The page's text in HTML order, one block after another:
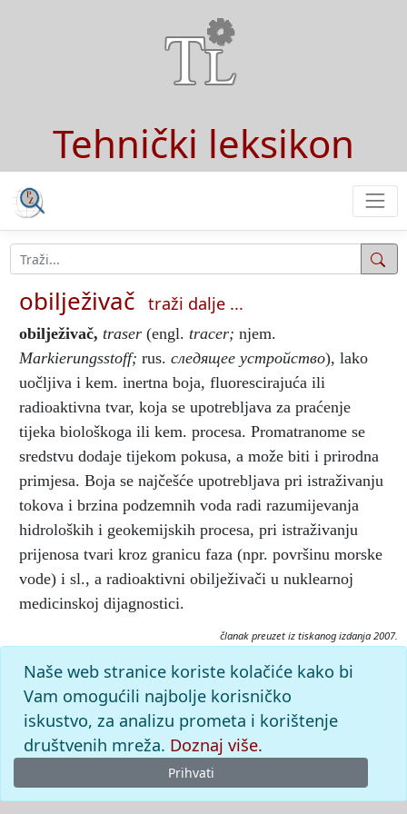
Tehnički leksikon
obilježivač traži dalje ...
obilježivač, traser (engl. tracer; njem.
Markierungsstoff; rus. следящее устройство), lako
uočljiva i kem. inertna boja, fluorescirajuća ili
radioaktivna tvar, koja se upotrebljava za praćenje
tijeka biološkoga ili kem. procesa. Promatranome se
sredstvu dodaje tijekom pokusa, a može biti i prirodna
primjesa. Boja se najčešće upotrebljava pri istraživanju
tokova i brzina podzemnih voda radi razumijevanja
hidroloških i geokemijskih procesa, pri istraživanju
prijenosa tvari kroz granicu faza (npr. površinu morske
vode) i sl., a radioaktivni obilježivači u nuklearnoj
medicinskoj dijagnostici.
članak preuzet iz tiskanog izdanja 2007.
Citiranje:
Leksikografski zavod Miroslav Krleža, 2026. Pristupljeno
6.8.2026. <https://tehnicki.lzmk.hr/clanak/obiljezivac>.
Naše web stranice koriste kolačiće kako bi
Vam omogućili najbolje korisničko
iskustvo, za analizu prometa i korištenje
društvenih mreža. Doznaj više.
Prihvati
© 2026Leksikografski zavodMiroslav Krleža